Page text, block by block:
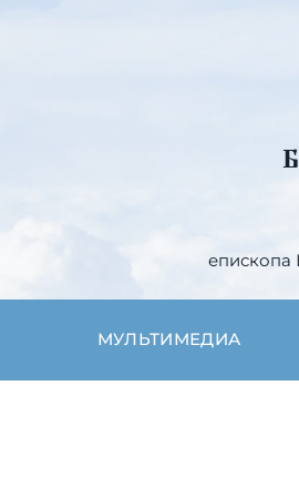
епископа
МУЛЬТИМЕДИА